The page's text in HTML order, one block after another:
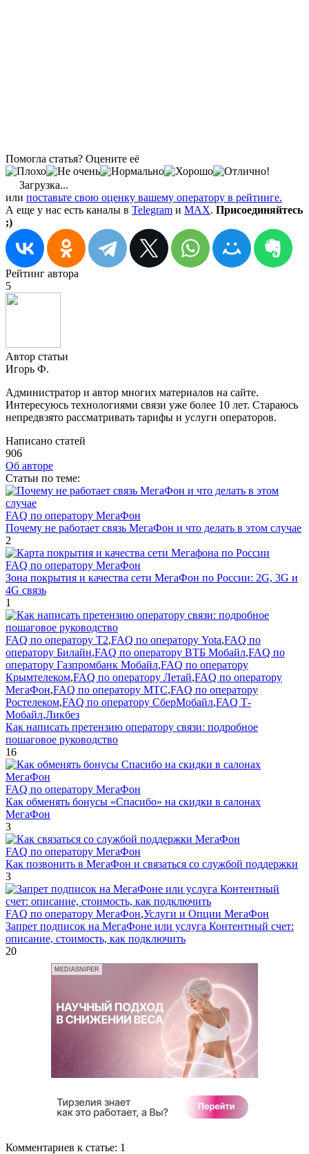
Помогла статья? Оцените её
Загрузка...
или поставьте свою оценку вашему оператору в рейтинге.
А еще у нас есть каналы в Telegram и MAX. Присоединяйтесь
;)
Рейтинг автора
5
Автор статьи
Игорь Ф.
Администратор и автор многих материалов на сайте.
Интересуюсь технологиями связи уже более 10 лет. Стараюсь
непредвзято рассматривать тарифы и услуги операторов.
Написано статей
906
Об авторе
Cтатьи по теме:
FAQ по оператору МегаФон
Почему не работает связь МегаФон и что делать в этом случае
2
FAQ по оператору МегаФон
Зона покрытия и качества сети МегаФон по России: 2G, 3G и
4G связь
1
FAQ по оператору T2,FAQ по оператору Yota,FAQ по
оператору Билайн,FAQ по оператору ВТБ Мобайл,FAQ по
оператору Газпромбанк Мобайл,FAQ по оператору
Крымтелеком,FAQ по оператору Летай,FAQ по оператору
МегаФон,FAQ по оператору МТС,FAQ по оператору
Ростелеком,FAQ по оператору СберМобайл,FAQ Т-
Мобайл,Ликбез
Как написать претензию оператору связи: подробное
пошаговое руководство
16
FAQ по оператору МегаФон
Как обменять бонусы «Спасибо» на скидки в салонах
МегаФон
3
FAQ по оператору МегаФон
Как позвонить в МегаФон и связаться со службой поддержки
3
FAQ по оператору МегаФон,Услуги и Опции МегаФон
Запрет подписок на МегаФоне или услуга Контентный счет:
описание, стоимость, как подключить
20
MEDIASNIPER
Комментариев к статье: 1